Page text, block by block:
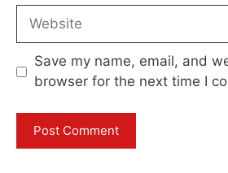
Website
Save my name, email, and
browser for the next time I